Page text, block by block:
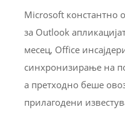
Microsoft константно
за Outlook
месец, Office
синхронизирање на
а претходно беше
прилагодени